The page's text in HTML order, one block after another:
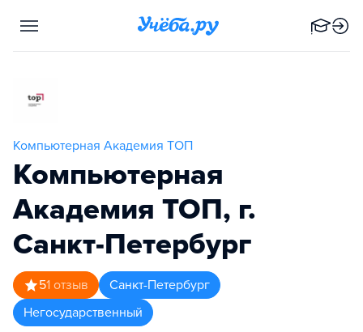
Компьютерная Академия ТОП
Компьютерная
Академия TOП, г.
Санкт-Петербург
51 отзыв
Санкт-Петербург
Негосударственный